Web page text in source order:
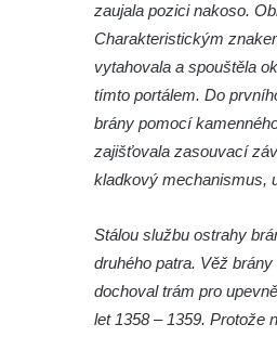
Městská brána v
Libočanská branka v
Kněžská brána v Žatci
Budějovická brána v
zaujala pozici nakoso.
Charakteristickým
vytahovala a spouštěla
tímto portálem. Do
brány pomocí
zajišťovala zasouvací
kladkový mechanismus,
Stálou službu ostrahy
druhého patra. Věž
dochoval trám pro
let 1358 – 1359. Protože